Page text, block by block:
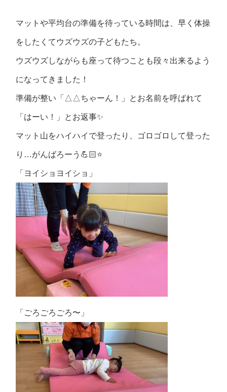
マットや平均台の準備を待っている時間は、早く体操
をしたくてウズウズの子どもたち。
ウズウズしながらも座って待つことも段々出来るよう
になってきました！
準備が整い「△△ちゃーん！」とお名前を呼ばれて
「はーい！」とお返事✨
マット山をハイハイで登ったり、ゴロゴロして登った
り…がんばろーう💪🏻⭐️
「ヨイショヨイショ」
「ごろごろごろ〜」